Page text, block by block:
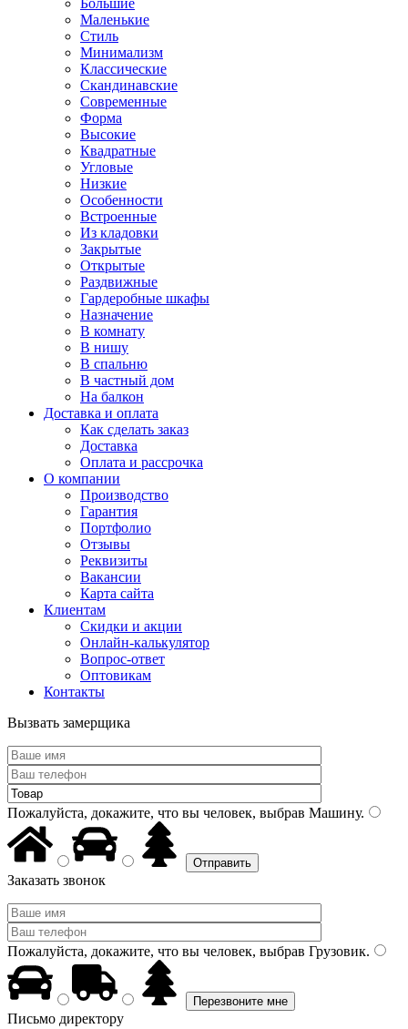
Большие
Маленькие
Стиль
Минимализм
Классические
Скандинавские
Современные
Форма
Высокие
Квадратные
Угловые
Низкие
Особенности
Встроенные
Из кладовки
Закрытые
Открытые
Раздвижные
Гардеробные шкафы
Назначение
В комнату
В нишу
В спальню
В частный дом
На балкон
Доставка и оплата
Как сделать заказ
Доставка
Оплата и рассрочка
О компании
Производство
Гарантия
Портфолио
Отзывы
Реквизиты
Вакансии
Карта сайта
Клиентам
Скидки и акции
Онлайн-калькулятор
Вопрос-ответ
Оптовикам
Контакты
Вызвать замерщика
Пожалуйста, докажите, что вы человек, выбрав Машину.
Заказать звонок
Пожалуйста, докажите, что вы человек, выбрав Грузовик.
Письмо директору